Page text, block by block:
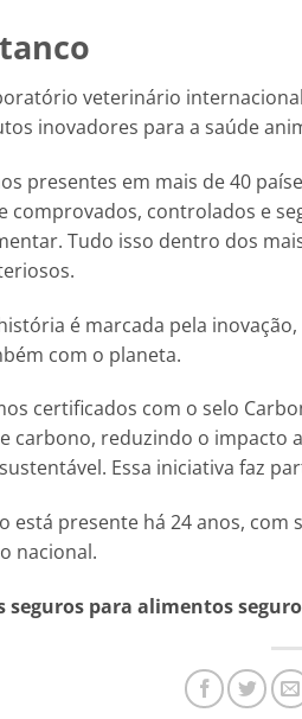
veterinário
inovadores para a saúde
presentes em mais de 40
comprovados, controlados e
Tudo isso dentro dos
é marcada pela
com o planeta.
certificados com o selo
carbono, reduzindo o impacto
Essa iniciativa faz
está presente há 24 anos, com
nacional.
seguros para alimentos